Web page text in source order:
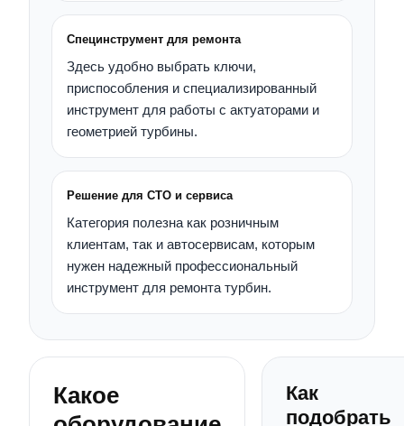
Специнструмент для ремонта
Здесь удобно выбрать ключи,
приспособления и специализированный
инструмент для работы с актуаторами и
геометрией турбины.
Решение для СТО и сервиса
Категория полезна как розничным
клиентам, так и автосервисам, которым
нужен надежный профессиональный
инструмент для ремонта турбин.
Какое
Как
подобрать